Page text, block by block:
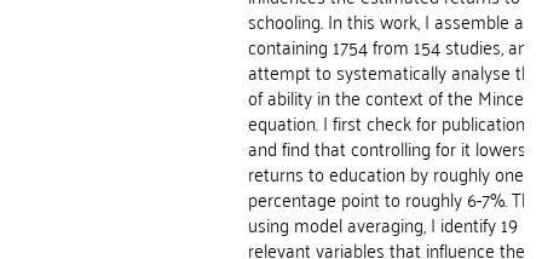
schooling. In this work, I assemble a
containing 1754 from 154 studies, and
attempt to systematically analyse
of ability in the context of the Mincer
equation. I first check for publication
and find that controlling for it lowers
returns to education by roughly one
percentage point to roughly 6-7%.
using model averaging, I identify 19
relevant variables that influence the